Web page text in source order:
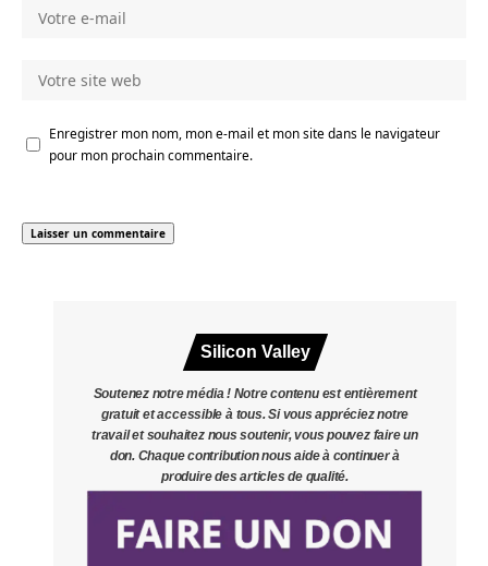
Enregistrer mon nom, mon e-mail et mon site dans le navigateur
pour mon prochain commentaire.
Silicon Valley
Soutenez notre média ! Notre contenu est entièrement
gratuit et accessible à tous. Si vous appréciez notre
travail et souhaitez nous soutenir, vous pouvez faire un
don. Chaque contribution nous aide à continuer à
produire des articles de qualité.